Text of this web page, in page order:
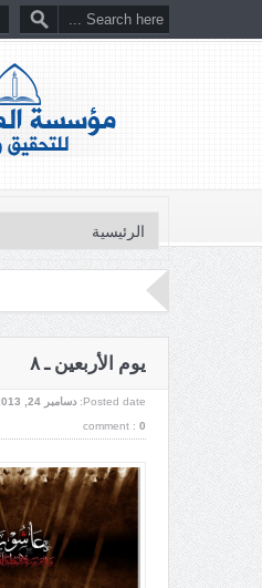
يوم الأربعين ـ ٨
Posted date: دسامبر 24, 2013
comment : 0